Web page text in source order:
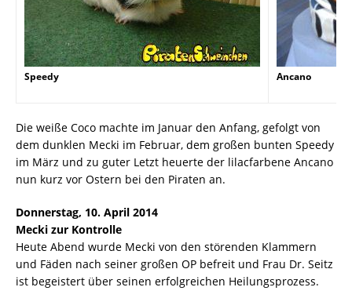
Speedy Ancano
Die weiße Coco machte im Januar den Anfang, gefolgt von
dem dunklen Mecki im Februar, dem großen bunten Speedy
im März und zu guter Letzt heuerte der lilacfarbene Ancano
nun kurz vor Ostern bei den Piraten an.
Donnerstag, 10. April 2014
Mecki zur Kontrolle
Heute Abend wurde Mecki von den störenden Klammern
und Fäden nach seiner großen OP befreit und Frau Dr. Seitz
ist begeistert über seinen erfolgreichen Heilungsprozess.